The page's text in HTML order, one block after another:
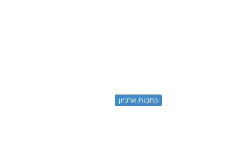
כתבות ארכיון